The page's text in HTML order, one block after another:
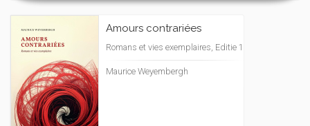
Amours contrariées
Romans et vies exemplaires, Editie 1
Maurice Weyembergh